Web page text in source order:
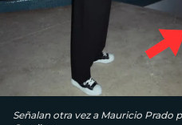
Señalan otra vez a Mauricio Prado